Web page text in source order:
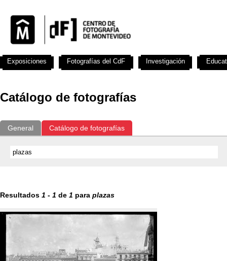
Catálogo de fotografías
General Catálogo de fotografías
Resultados 1 - 1 de 1 para plazas
Exposiciones Fotografías del CdF Investigación